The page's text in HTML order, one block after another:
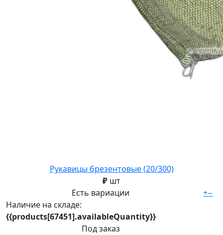
Рукавицы брезентовые (20/300)
₽ шт
Есть вариации
Наличие на складе:
{{products[67451].availableQuantity}}
Под заказ
+−